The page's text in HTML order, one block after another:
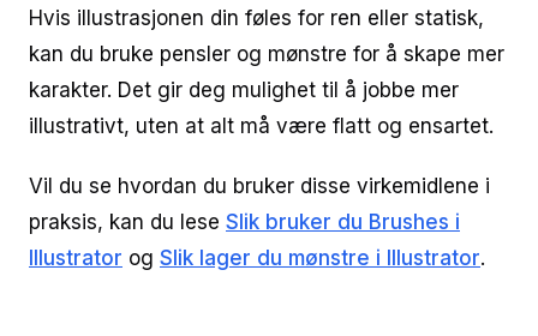
Hvis illustrasjonen din føles for ren eller statisk,
kan du bruke pensler og mønstre for å skape mer
karakter. Det gir deg mulighet til å jobbe mer
illustrativt, uten at alt må være flatt og ensartet.
Vil du se hvordan du bruker disse virkemidlene i
praksis, kan du lese Slik bruker du Brushes i
Illustrator og Slik lager du mønstre i Illustrator.